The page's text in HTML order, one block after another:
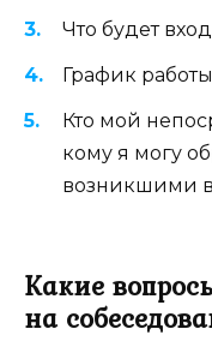
Что будет
График
Кто мой
кому я могу
возникшими в
Какие
на